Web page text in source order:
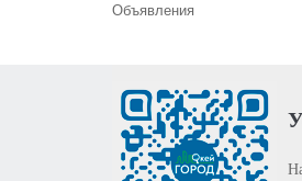
Объявления